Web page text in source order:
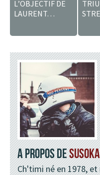
L’OBJECTIF DE
LAURENT…
A PROPOS DE
Ch'timi né en 1978,